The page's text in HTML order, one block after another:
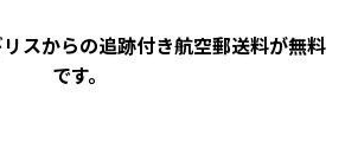
スからの追跡付き航空郵送料が無料
です。